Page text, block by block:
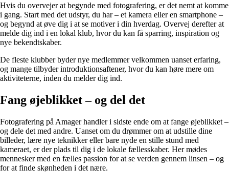
Hvis du overvejer at begynde med fotografering, er det nemt at komme
i gang. Start med det udstyr, du har – et kamera eller en smartphone –
og begynd at øve dig i at se motiver i din hverdag. Overvej derefter at
melde dig ind i en lokal klub, hvor du kan få sparring, inspiration og
nye bekendtskaber.
De fleste klubber byder nye medlemmer velkommen uanset erfaring,
og mange tilbyder introduktionsaftener, hvor du kan høre mere om
aktiviteterne, inden du melder dig ind.
Fang øjeblikket – og del det
Fotografering på Amager handler i sidste ende om at fange øjeblikket –
og dele det med andre. Uanset om du drømmer om at udstille dine
billeder, lære nye teknikker eller bare nyde en stille stund med
kameraet, er der plads til dig i de lokale fællesskaber. Her mødes
mennesker med en fælles passion for at se verden gennem linsen – og
for at finde skønheden i det nære.